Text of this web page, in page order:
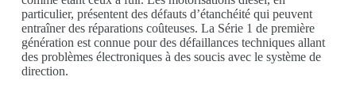
particulier, présentent des défauts d’étanchéité qui peuvent
entraîner des réparations coûteuses. La Série 1 de première
génération est connue pour des défaillances techniques allant
des problèmes électroniques à des soucis avec le système de
direction.